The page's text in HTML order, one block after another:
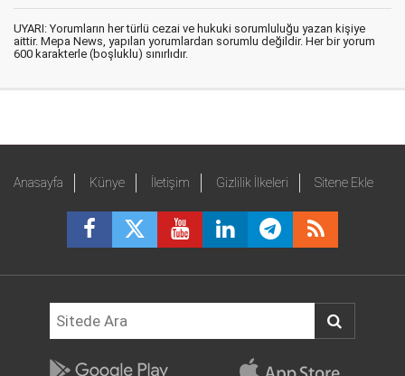
UYARI: Yorumların her türlü cezai ve hukuki sorumluluğu yazan kişiye
aittir. Mepa News, yapılan yorumlardan sorumlu değildir. Her bir yorum
600 karakterle (boşluklu) sınırlıdır.
Anasayfa Künye İletişim Gizlilik İlkeleri Sitene Ekle